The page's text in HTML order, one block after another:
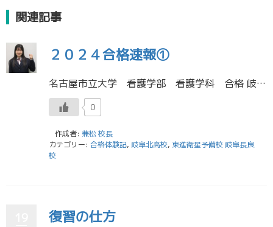
関連記事
２０２４合格速報①
名古屋市立大学 看護学部 看護学科 合格 岐阜北高校３年生 杉山 みのりさん 私は高１の春、東進に入塾しました。家が校舎から遠かったので、東進の自宅学習システムはとても便利でした。GWや長期休みを利用して先取り学習をし、 […]
0
作成者: 兼松 校長
カテゴリー: 合格体験記, 岐阜北高校, 東進衛星予備校 岐阜長良
校
復習の仕方